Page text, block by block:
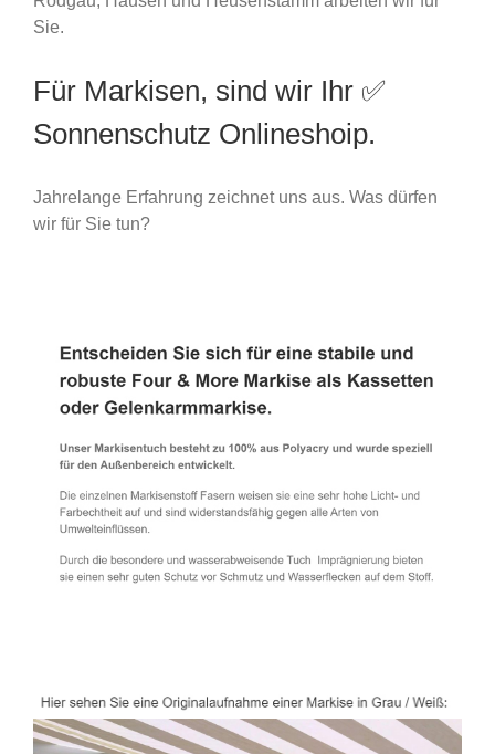
Sie.
Für Markisen, sind wir Ihr ✅
Sonnenschutz Onlineshoip.
Jahrelange Erfahrung zeichnet uns aus. Was dürfen
wir für Sie tun?